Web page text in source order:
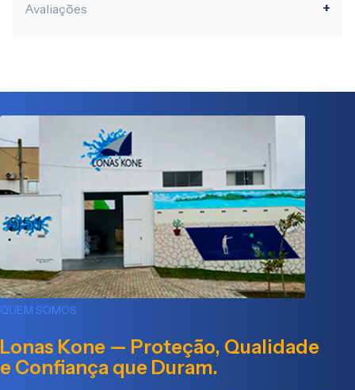
Avaliações
QUEM SOMOS
Lonas Kone — Proteção, Qualidade
e Confiança que Duram.